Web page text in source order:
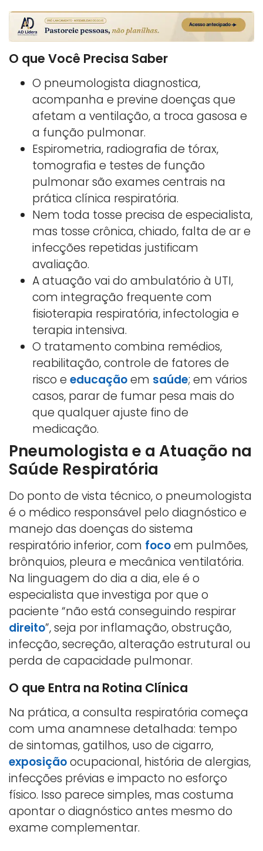
O que Você Precisa Saber
O pneumologista diagnostica,
acompanha e previne doenças que
afetam a ventilação, a troca gasosa e
a função pulmonar.
Espirometria, radiografia de tórax,
tomografia e testes de função
pulmonar são exames centrais na
prática clínica respiratória.
Nem toda tosse precisa de especialista,
mas tosse crônica, chiado, falta de ar e
infecções repetidas justificam
avaliação.
A atuação vai do ambulatório à UTI,
com integração frequente com
fisioterapia respiratória, infectologia e
terapia intensiva.
O tratamento combina remédios,
reabilitação, controle de fatores de
risco e educaçãoem saúde; em vários
casos, parar de fumar pesa mais do
que qualquer ajuste fino de
medicação.
Pneumologista e a Atuação na
Saúde Respiratória
Do ponto de vista técnico, o pneumologista
é o médico responsável pelo diagnóstico e
manejo das doenças do sistema
respiratório inferior, com focoem pulmões,
brônquios, pleura e mecânica ventilatória.
Na linguagem do dia a dia, ele é o
especialista que investiga por que o
paciente “não está conseguindo respirar
direito”, seja por inflamação, obstrução,
infecção, secreção, alteração estrutural ou
perda de capacidade pulmonar.
O que Entra na Rotina Clínica
Na prática, a consulta respiratória começa
com uma anamnese detalhada: tempo
de sintomas, gatilhos, uso de cigarro,
exposiçãoocupacional, história de alergias,
infecções prévias e impacto no esforço
físico. Isso parece simples, mas costuma
apontar o diagnóstico antes mesmo do
exame complementar.